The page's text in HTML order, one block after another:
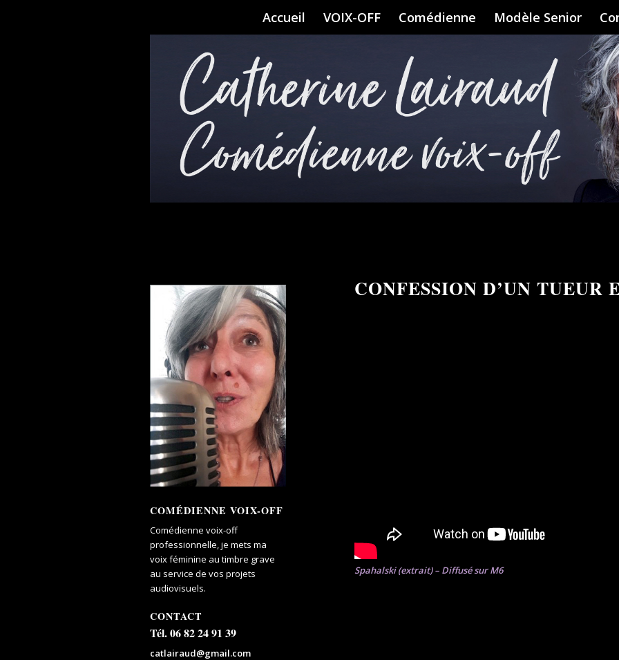
Accueil VOIX-OFF Comédienne Modèle Senior
CONFESSION D’UN TUEUR
Spahalski (extrait) – Diffusé sur M6
COMÉDIENNE VOIX-OFF
Comédienne voix-off
professionnelle, je mets ma
voix féminine au timbre grave
au service de vos projets
audiovisuels.
CONTACT
Tél. 06 82 24 91 39
catlairaud@gmail.com